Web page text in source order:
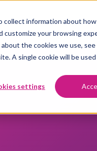
information about
your browsing
the cookies we use, see
A single cookie will be
settings